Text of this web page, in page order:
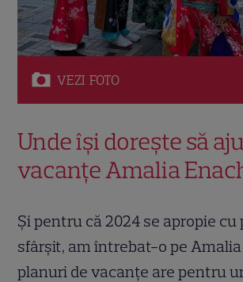
VEZI FOTO
Unde își dorește să
vacanțe Amalia
Și pentru că 2024 se apropie cu
sfârșit, am întrebat-o pe Amalia
planuri de vacanțe are pentru